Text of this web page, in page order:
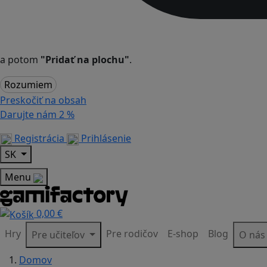
a potom "Pridať na plochu".
Rozumiem
Preskočiť na obsah
Darujte nám 2 %
Registrácia
Prihlásenie
SK
Menu
0,00 €
Hry
Pre učiteľov Pre rodičov E-shop Blog
O nás
Domov